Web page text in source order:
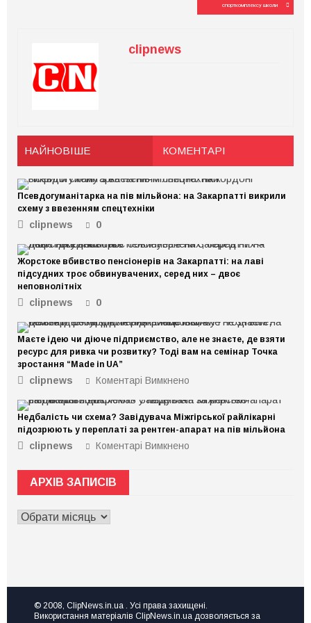
спорткомплексу школи
clipnews
НАЙНОВІШЕ КОМЕНТАРІ
Псевдогуманітарка на пів мільйона: на Закарпатті викрили
схему з ввезенням спецтехніки
clipnews 0
Жорстоке вбивство пенсіонерів на Закарпатті: на лаві
підсудних троє обвинувачених, серед них – двоє
неповнолітніх
clipnews 0
Маєте ідею чи діюче підприємство, але не знаєте, де взяти
ресурс для ривка чи розвитку? Тоді вам на семінар Точка
зростання “Made in UA”
clipnews Коментарі Вимкнено
ідею
чи
діюче
розвитку?
Тоді
вам
Недбалість чи схема? Завідувача Міжгірської райлікарні
підозрюють у переплаті за рентген-апарат на пів мільйона
clipnews Коментарі Вимкнено
за
апарат
АРХІВ ЗАПИСІВ
АРХІВ
ЗАПИСІВ
© 2008, ClipNews.in.ua . Усі права захищені.
Використання матеріалів ClipNews.in.ua дозволяється за